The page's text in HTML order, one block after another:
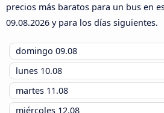
precios más baratos para un bus en
09.08.2026 y para los días siguientes.
domingo 09.08
lunes 10.08
martes 11.08
miércoles 12.08